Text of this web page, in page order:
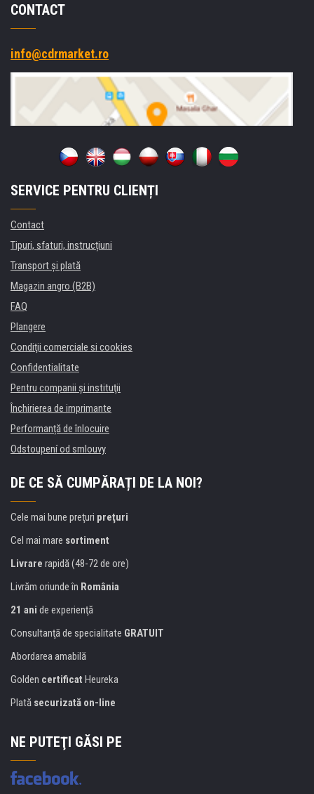
CONTACT
info@cdrmarket.ro
SERVICE PENTRU CLIENȚI
Contact
Tipuri, sfaturi, instrucțiuni
Transport şi plată
Magazin angro (B2B)
FAQ
Plangere
Condiţii comerciale si cookies
Confidentialitate
Pentru companii și instituţii
Închirierea de imprimante
Performanță de înlocuire
Odstoupení od smlouvy
DE CE SĂ CUMPĂRAȚI DE LA NOI?
Cele mai bune preţuri preţuri
Cel mai mare sortiment
Livrare rapidă (48-72 de ore)
Livrăm oriunde în România
21 ani de experienţă
Consultanţă de specialitate GRATUIT
Abordarea amabilă
Golden certificat Heureka
Plată securizată on-line
NE PUTEŢI GĂSI PE